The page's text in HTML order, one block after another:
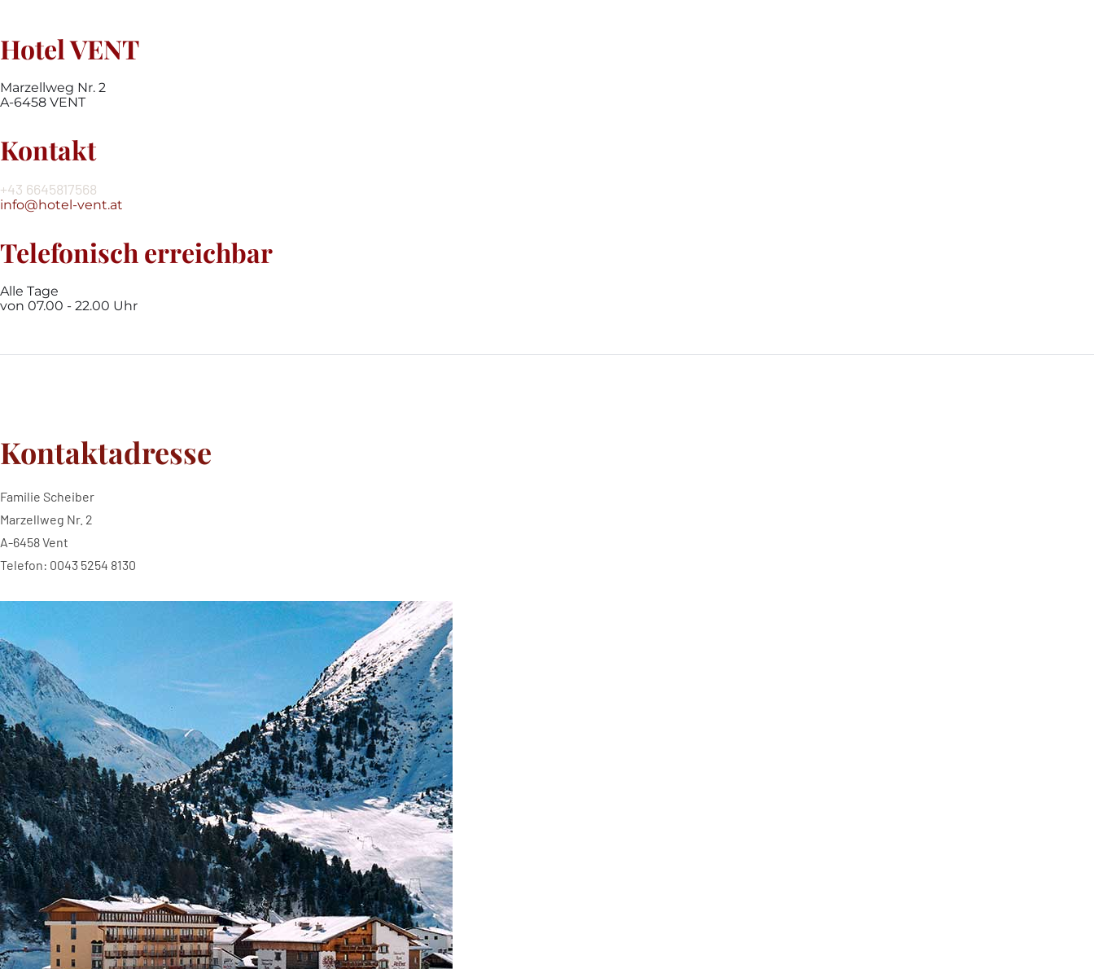
Hotel VENT
Marzellweg Nr. 2
A-6458 VENT
Kontakt
+43 6645817568
info@hotel-vent.at
Telefonisch erreichbar
Alle Tage
von 07.00 - 22.00 Uhr
Kontaktadresse
Familie Scheiber
Marzellweg Nr. 2
A-6458 Vent
Telefon: 0043 5254 8130